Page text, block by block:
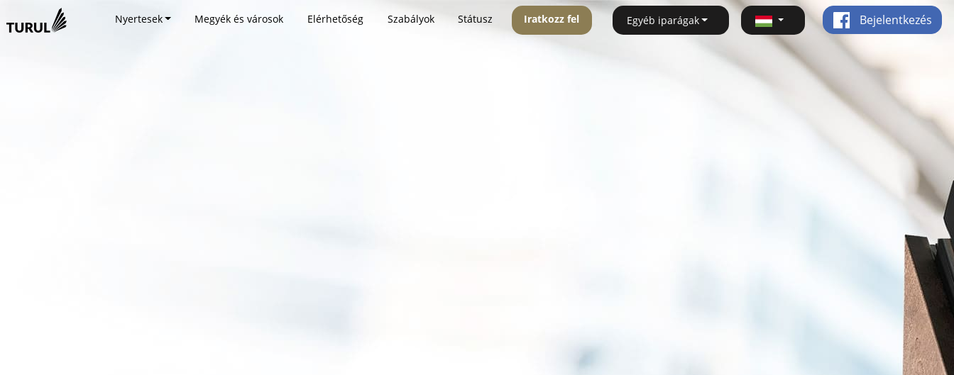
Nyertesek Megyék és városok Elérhetőség Szabályok Státusz Iratkozz fel Egyéb iparágak Bejelentkezés